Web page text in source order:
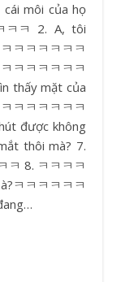
cái môi của họ
ㅋㅋ 2. A, tôi
ㅋㅋㅋㅋㅋㅋ
ㅋㅋㅋㅋㅋㅋ
thấy mặt của
ㅋㅋㅋㅋㅋㅋ
được không
thôi mà? 7.
ㅋ 8. ㅋㅋㅋㅋ
ㅋㅋㅋㅋㅋㅋ